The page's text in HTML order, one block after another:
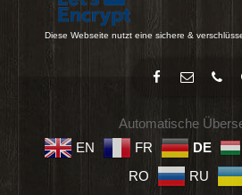
Diese Webseite nutzt eine sichere &
Automatische
EN
FR DE
RO
RU